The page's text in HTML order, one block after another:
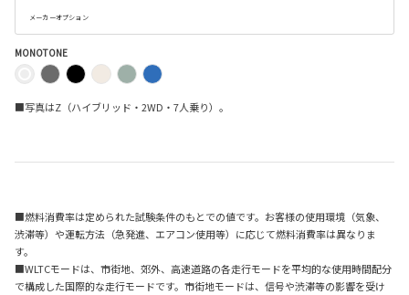
メーカーオプション
MONOTONE
■写真はZ（ハイブリッド・2WD・7人乗り）。
■燃料消費率は定められた試験条件のもとでの値です。お客様の使用環境（気象、
渋滞等）や運転方法（急発進、エアコン使用等）に応じて燃料消費率は異なりま
す。
■WLTCモードは、市街地、郊外、高速道路の各走行モードを平均的な使用時間配分
で構成した国際的な走行モードです。市街地モードは、信号や渋滞等の影響を受け